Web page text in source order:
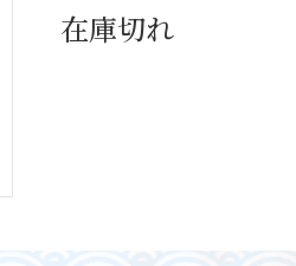
在庫切れ